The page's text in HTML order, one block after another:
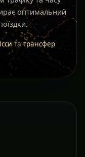
оптимальний
татрансфер